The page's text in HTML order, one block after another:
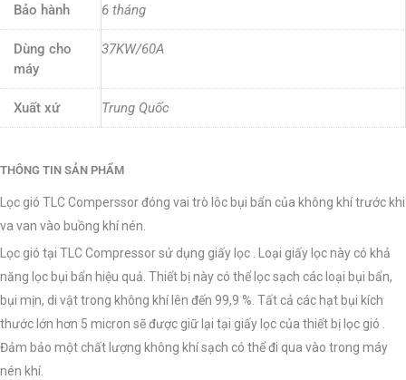
Bảo hành 6 tháng
Dùng cho
máy
37KW/60A
Xuất xứ Trung Quốc
THÔNG TIN SẢN PHẨM
Lọc gió TLC Comperssor đóng vai trò lôc bụi bẩn của không khí trước khi
va van vào buồng khí nén.
Lọc gió tại TLC Compressor sử dụng giấy lọc . Loại giấy lọc này có khả
năng lọc bụi bẩn hiệu quả. Thiết bị này có thể lọc sạch các loại bụi bẩn,
bụi mịn, di vật trong không khí lên đến 99,9 %. Tất cả các hạt bụi kích
thước lớn hơn 5 micron sẽ được giữ lại tại giấy lọc của thiết bị lọc gió .
Đảm bảo một chất lượng không khí sạch có thể đi qua vào trong máy
nén khí.